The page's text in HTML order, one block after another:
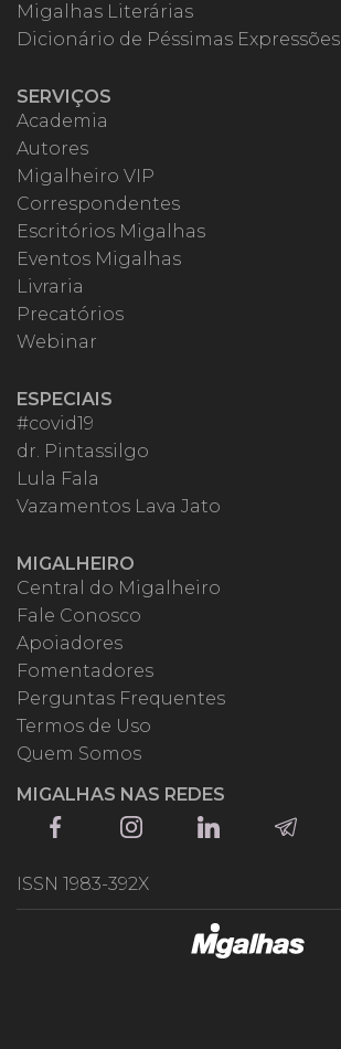
Migalhas Literárias
Dicionário de Péssimas Expressões
SERVIÇOS
Academia
Autores
Migalheiro VIP
Correspondentes
Escritórios Migalhas
Eventos Migalhas
Livraria
Precatórios
Webinar
ESPECIAIS
#covid19
dr. Pintassilgo
Lula Fala
Vazamentos Lava Jato
MIGALHEIRO
Central do Migalheiro
Fale Conosco
Apoiadores
Fomentadores
Perguntas Frequentes
Termos de Uso
Quem Somos
MIGALHAS NAS REDES
ISSN 1983-392X